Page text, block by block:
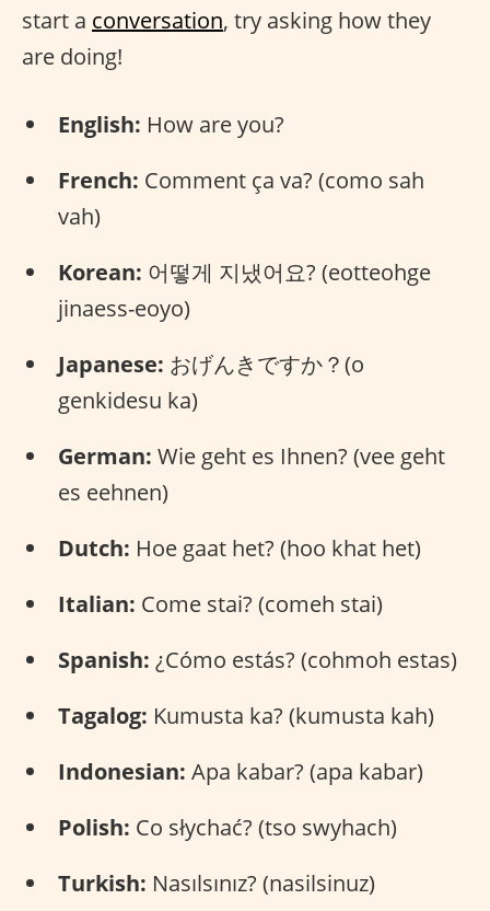
start a conversation, try asking how they
are doing!
English: How are you?
French: Comment ça va? (como sah
vah)
Korean: 어떻게 지냈어요? (eotteohge
jinaess-eoyo)
Japanese: おげんきですか？(o
genkidesu ka)
German: Wie geht es Ihnen? (vee geht
es eehnen)
Dutch: Hoe gaat het? (hoo khat het)
Italian: Come stai? (comeh stai)
Spanish: ¿Cómo estás? (cohmoh estas)
Tagalog: Kumusta ka? (kumusta kah)
Indonesian: Apa kabar? (apa kabar)
Polish: Co słychać? (tso swyhach)
Turkish: Nasılsınız? (nasilsinuz)